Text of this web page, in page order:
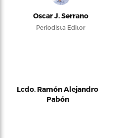
Oscar J. Serrano
Periodista Editor
Lcdo. Ramón Alejandro
Pabón